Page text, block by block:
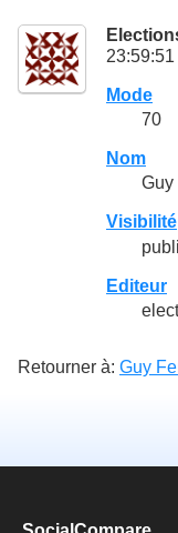
23:59:51
Mode
70
Nom
Guy
Visibilité
Editeur
Retourner à: Guy